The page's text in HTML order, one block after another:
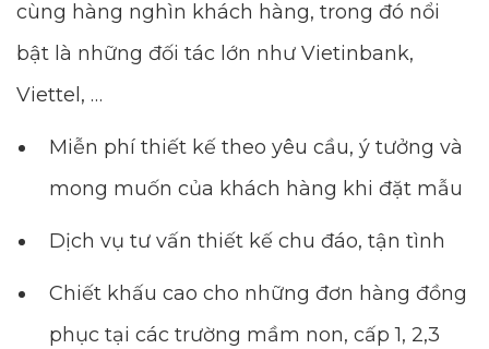
cùng hàng nghìn khách hàng, trong đó nổi
bật là những đối tác lớn như Vietinbank,
Viettel, …
Miễn phí thiết kế theo yêu cầu, ý tưởng và
mong muốn của khách hàng khi đặt mẫu
Dịch vụ tư vấn thiết kế chu đáo, tận tình
Chiết khấu cao cho những đơn hàng đồng
phục tại các trường mầm non, cấp 1, 2,3